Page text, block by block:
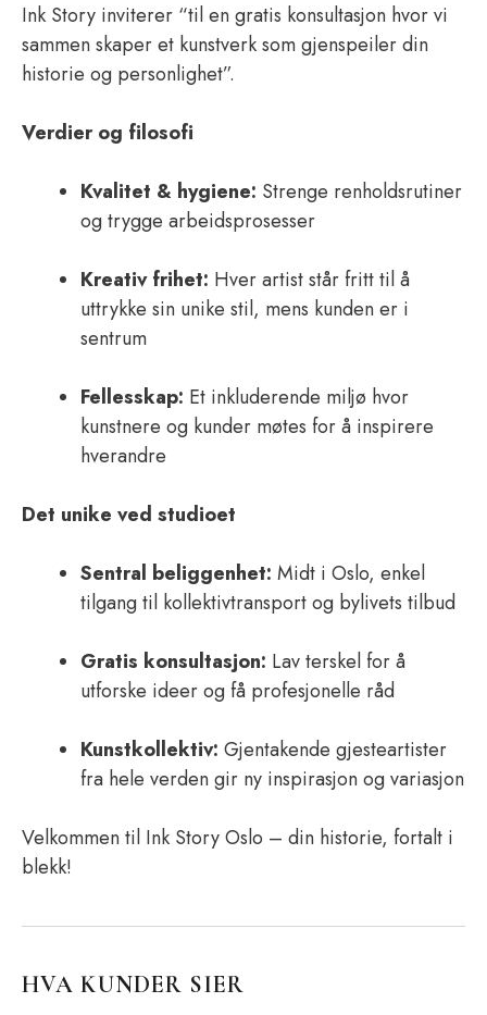
Ink Story inviterer “til en gratis konsultasjon hvor vi
sammen skaper et kunstverk som gjenspeiler din
historie og personlighet”.
Verdier og filosofi
Kvalitet & hygiene: Strenge renholdsrutiner
og trygge arbeidsprosesser
Kreativ frihet: Hver artist står fritt til å
uttrykke sin unike stil, mens kunden er i
sentrum
Fellesskap: Et inkluderende miljø hvor
kunstnere og kunder møtes for å inspirere
hverandre
Det unike ved studioet
Sentral beliggenhet: Midt i Oslo, enkel
tilgang til kollektivtransport og bylivets tilbud
Gratis konsultasjon: Lav terskel for å
utforske ideer og få profesjonelle råd
Kunst­kollektiv: Gjentakende gjesteartister
fra hele verden gir ny inspirasjon og variasjon
Velkommen til Ink Story Oslo – din historie, fortalt i
blekk!
HVA KUNDER SIER